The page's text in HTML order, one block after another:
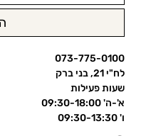
073-775-0100
לח"י 21, בני ברק
שעות פעילות
א'-ה' 09:30-18:00
ו' 09:30-13:30